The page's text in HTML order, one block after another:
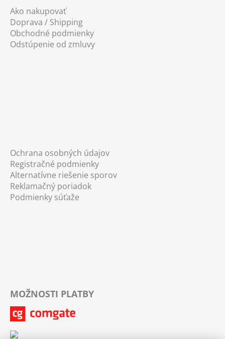
Ako nakupovať
Doprava / Shipping
Obchodné podmienky
Odstúpenie od zmluvy
Ochrana osobných údajov
Registračné podmienky
Alternatívne riešenie sporov
Reklamačný poriadok
Podmienky súťaže
MOŽNOSTI PLATBY